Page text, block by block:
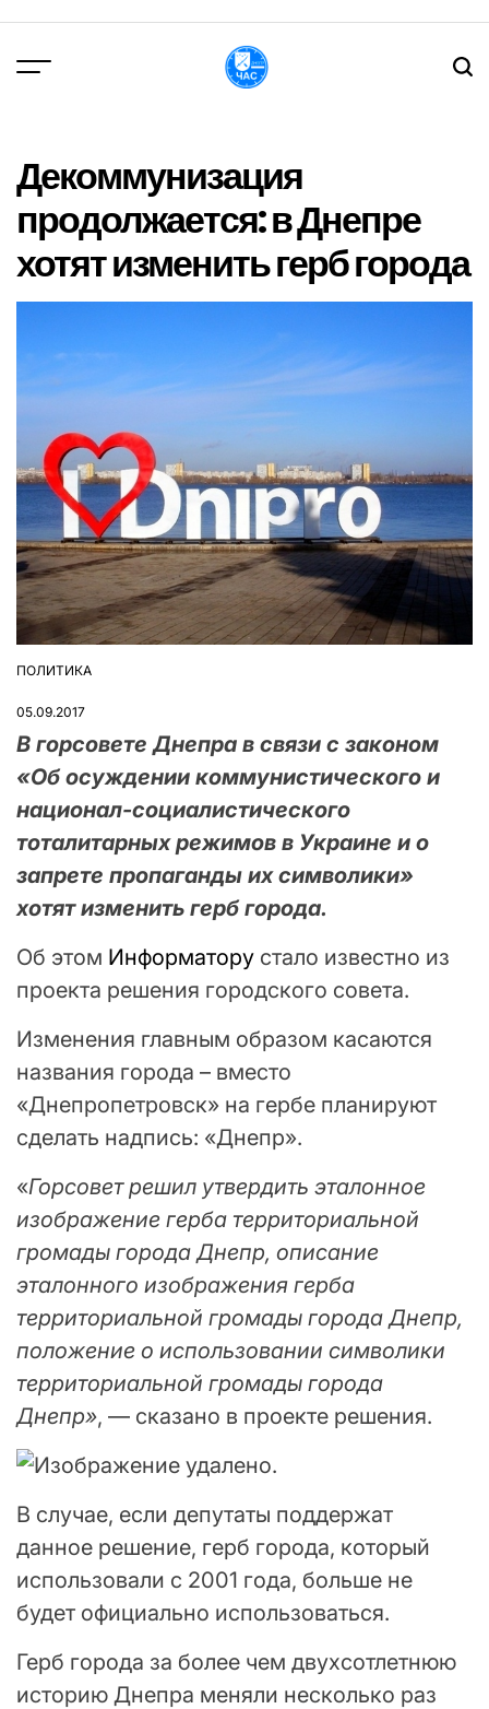
вмісту
Декоммунизация
продолжается: в Днепре
хотят изменить герб города
ОПУБЛІКУВАТИ
ПОЛИТИКА
05.09.2017
В горсовете Днепра в связи с законом
«Об осуждении коммунистического и
национал-социалистического
тоталитарных режимов в Украине и о
запрете пропаганды их символики»
хотят изменить герб города.
Об этом Информатору стало известно из
проекта решения городского совета.
Изменения главным образом касаются
названия города – вместо
«Днепропетровск» на гербе планируют
сделать надпись: «Днепр».
«Горсовет решил утвердить эталонное
изображение герба территориальной
громады города Днепр, описание
эталонного изображения герба
территориальной громады города Днепр,
положение о использовании символики
территориальной громады города
Днепр», — сказано в проекте решения.
В случае, если депутаты поддержат
данное решение, герб города, который
использовали с 2001 года, больше не
будет официально использоваться.
Герб города за более чем двухсотлетнюю
историю Днепра меняли несколько раз